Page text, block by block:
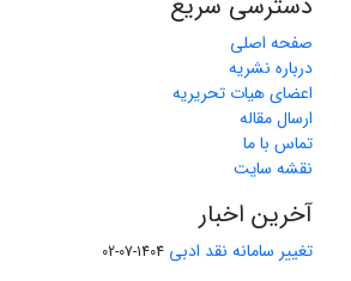
صفحه اصلی
درباره نشریه
اعضای هیات تحریریه
ارسال مقاله
تماس با ما
نقشه سایت
آخرین اخبار
تغییر سامانه نقد ادبی 1404-07-02